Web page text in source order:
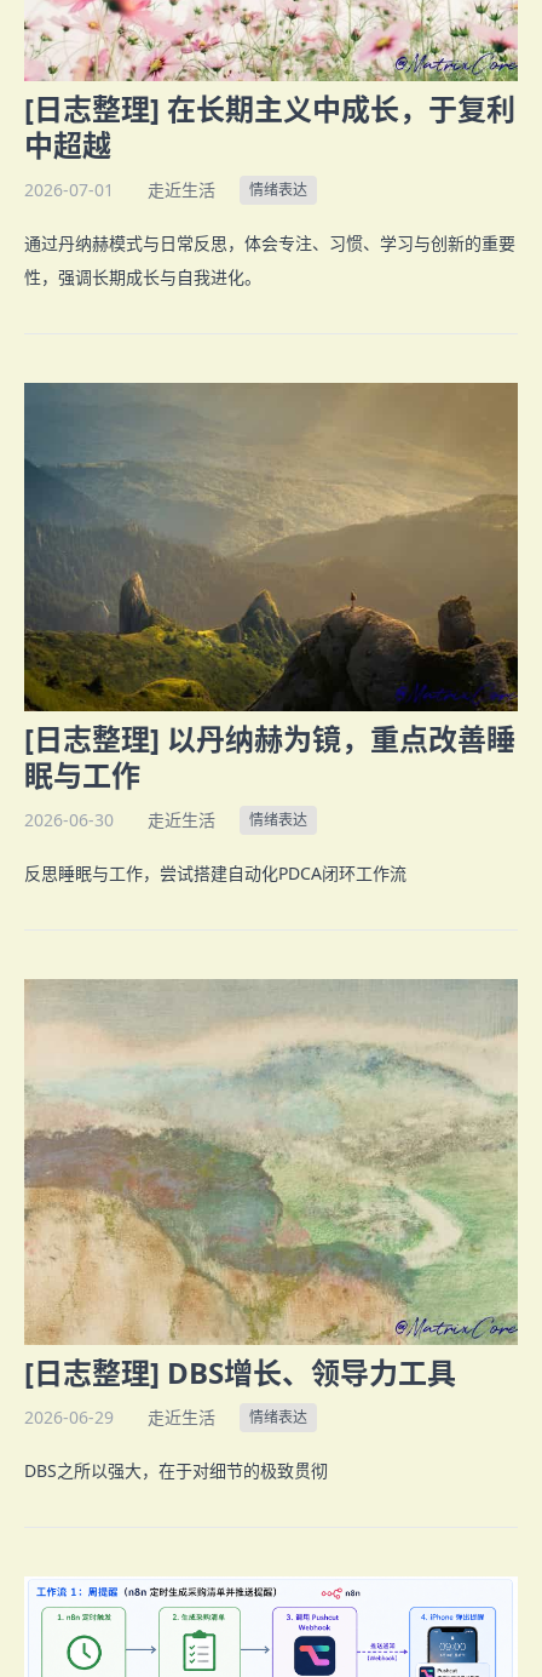
[日志整理] 在长期主义中成长，于复利
中超越
2026-07-01 走近生活 情绪表达
通过丹纳赫模式与日常反思，体会专注、习惯、学习与创新的重要
性，强调长期成长与自我进化。
[日志整理] 以丹纳赫为镜，重点改善睡
眠与工作
2026-06-30 走近生活 情绪表达
反思睡眠与工作，尝试搭建自动化PDCA闭环工作流
[日志整理] DBS增长、领导力工具
2026-06-29 走近生活 情绪表达
DBS之所以强大，在于对细节的极致贯彻